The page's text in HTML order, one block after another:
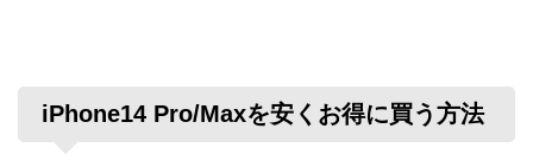
iPhone14 Pro/Maxを安くお得に買う方法